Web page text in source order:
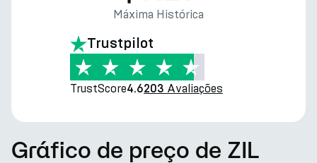
Máxima Histórica
Trustpilot
TrustScore4.6203 Avaliações
Gráfico de preço de ZIL